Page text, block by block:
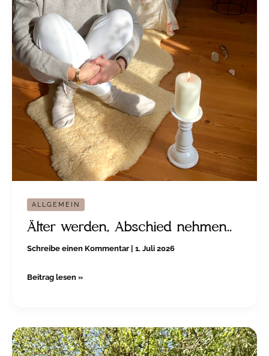
ALLGEMEIN
Älter werden, Abschied nehmen..
Schreibe einen Kommentar | 1. Juli 2026
Beitrag lesen »
Es
ist